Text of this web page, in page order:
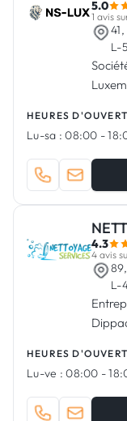
Vous êtes un
5.0
1 avis
L-
HEURES
Lu-sa : 08:00 -
4.3
4 avis
L-
HEURES
Lu-ve : 08:00 -